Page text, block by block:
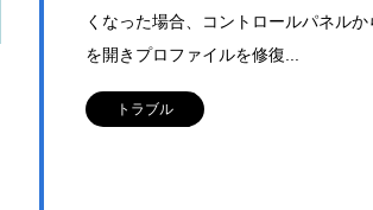
くなった場合、コントロールパネル
を開きプロファイルを修復...
トラブル